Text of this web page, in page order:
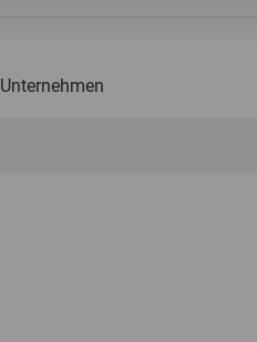
Unternehmen